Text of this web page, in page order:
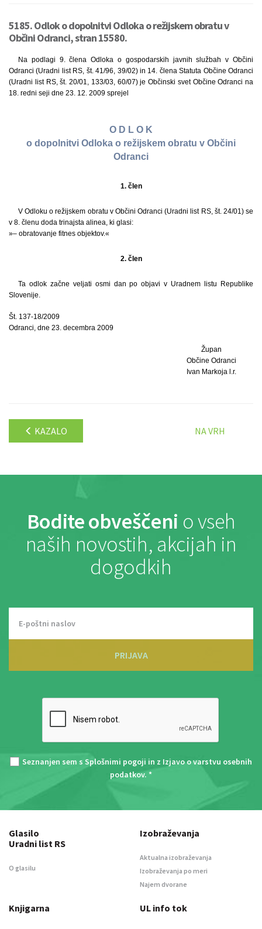
5185. Odlok o dopolnitvi Odloka o režijskem obratu v
Občini Odranci, stran 15580.
Na podlagi 9. člena Odloka o gospodarskih javnih službah v Občini
Odranci (Uradni list RS, št. 41/96, 39/02) in 14. člena Statuta Občine Odranci
(Uradni list RS, št. 20/01, 133/03, 60/07) je Občinski svet Občine Odranci na
18. redni seji dne 23. 12. 2009 sprejel
O D L O K
o dopolnitvi Odloka o režijskem obratu v Občini
Odranci
1. člen
V Odloku o režijskem obratu v Občini Odranci (Uradni list RS, št. 24/01) se
v 8. členu doda trinajsta alinea, ki glasi:
»– obratovanje fitnes objektov.«
2. člen
Ta odlok začne veljati osmi dan po objavi v Uradnem listu Republike
Slovenije.
Št. 137-18/2009
Odranci, dne 23. decembra 2009
Župan
Občine Odranci
Ivan Markoja l.r.
KAZALO NA VRH
Bodite obveščeni o vseh
naših novostih, akcijah in
dogodkih
PRIJAVA
Seznanjen sem s Splošnimi pogoji in z Izjavo o varstvu osebnih
podatkov. *
Glasilo
Uradni list RS
O glasilu
Izobraževanja
Aktualna izobraževanja
Izobraževanja po meri
Najem dvorane
Knjigarna UL info tok